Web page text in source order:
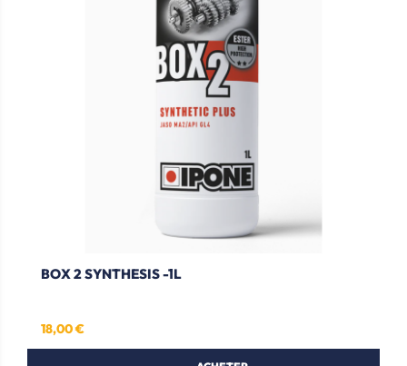
BOX 2 SYNTHESIS -1L
Prix
18,00 €